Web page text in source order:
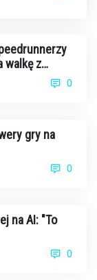
walkę z
0
gry na
0
na AI: "To
0